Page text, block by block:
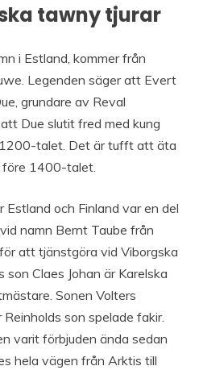
tawny tjurar
i Estland, kommer från
Legenden säger att Evert
grundare av Reval
Due slutit fred med kung
1200-talet. Det är tufft att äta
före 1400-talet.
och Finland var en del
namn Bernt Taube från
att tjänstgöra vid Viborgska
Claes Johan är Karelska
Sonen Volters
son spelade fakir.
varit förbjuden ända sedan
hela vägen från Arktis till